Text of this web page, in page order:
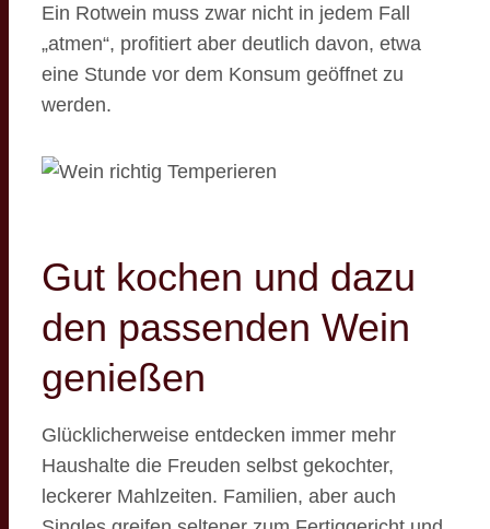
Ein Rotwein muss zwar nicht in jedem Fall
„atmen“, profitiert aber deutlich davon, etwa
eine Stunde vor dem Konsum geöffnet zu
werden.
Gut kochen und dazu
den passenden Wein
genießen
Glücklicherweise entdecken immer mehr
Haushalte die Freuden selbst gekochter,
leckerer Mahlzeiten. Familien, aber auch